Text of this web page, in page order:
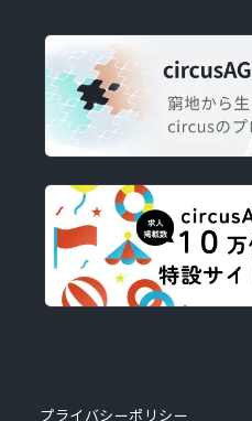
プライバシーポリシー